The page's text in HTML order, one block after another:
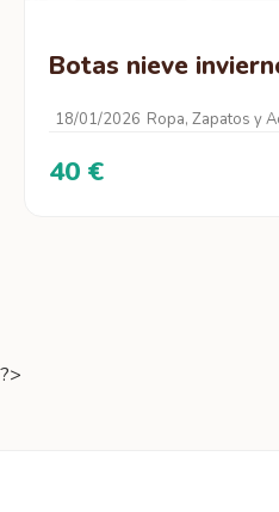
Botas nieve
18/01/2026 Ropa, Zapatos y
40 €
?>